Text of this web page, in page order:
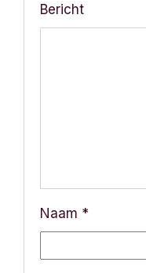
Bericht
Naam *